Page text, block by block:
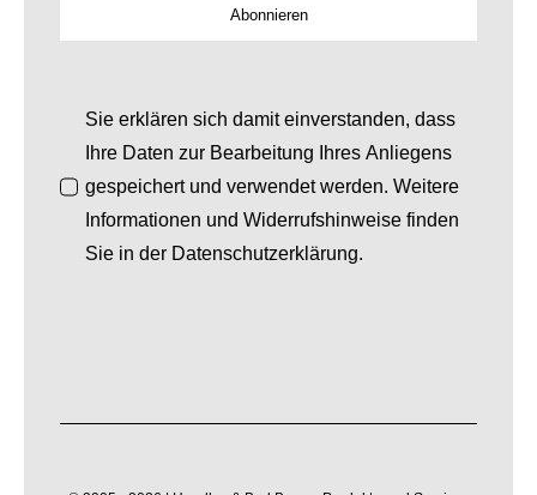
Abonnieren
Sie erklären sich damit einverstanden, dass
Ihre Daten zur Bearbeitung Ihres Anliegens
gespeichert und verwendet werden. Weitere
Informationen und Widerrufshinweise finden
Sie in der Datenschutzerklärung.